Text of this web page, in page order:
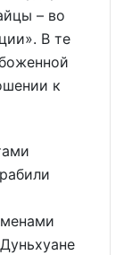
– во
В те
к